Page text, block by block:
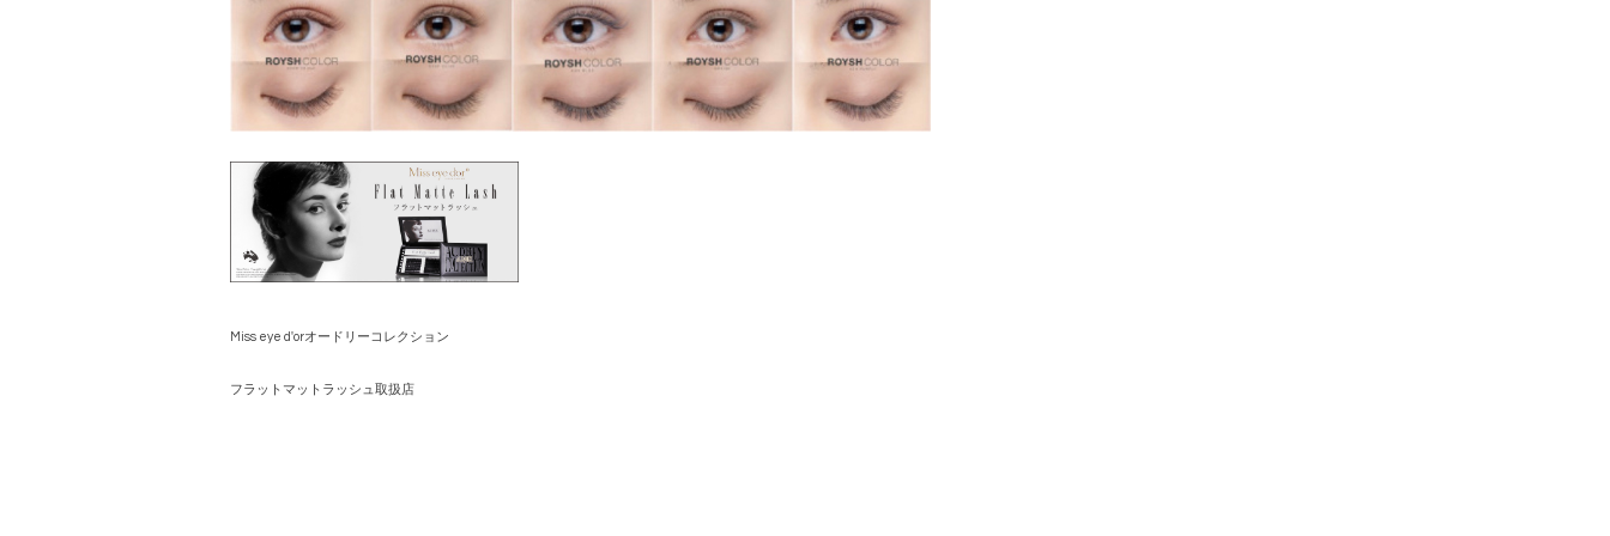
Miss eye d'orオードリーコレクション
フラットマットラッシュ取扱店